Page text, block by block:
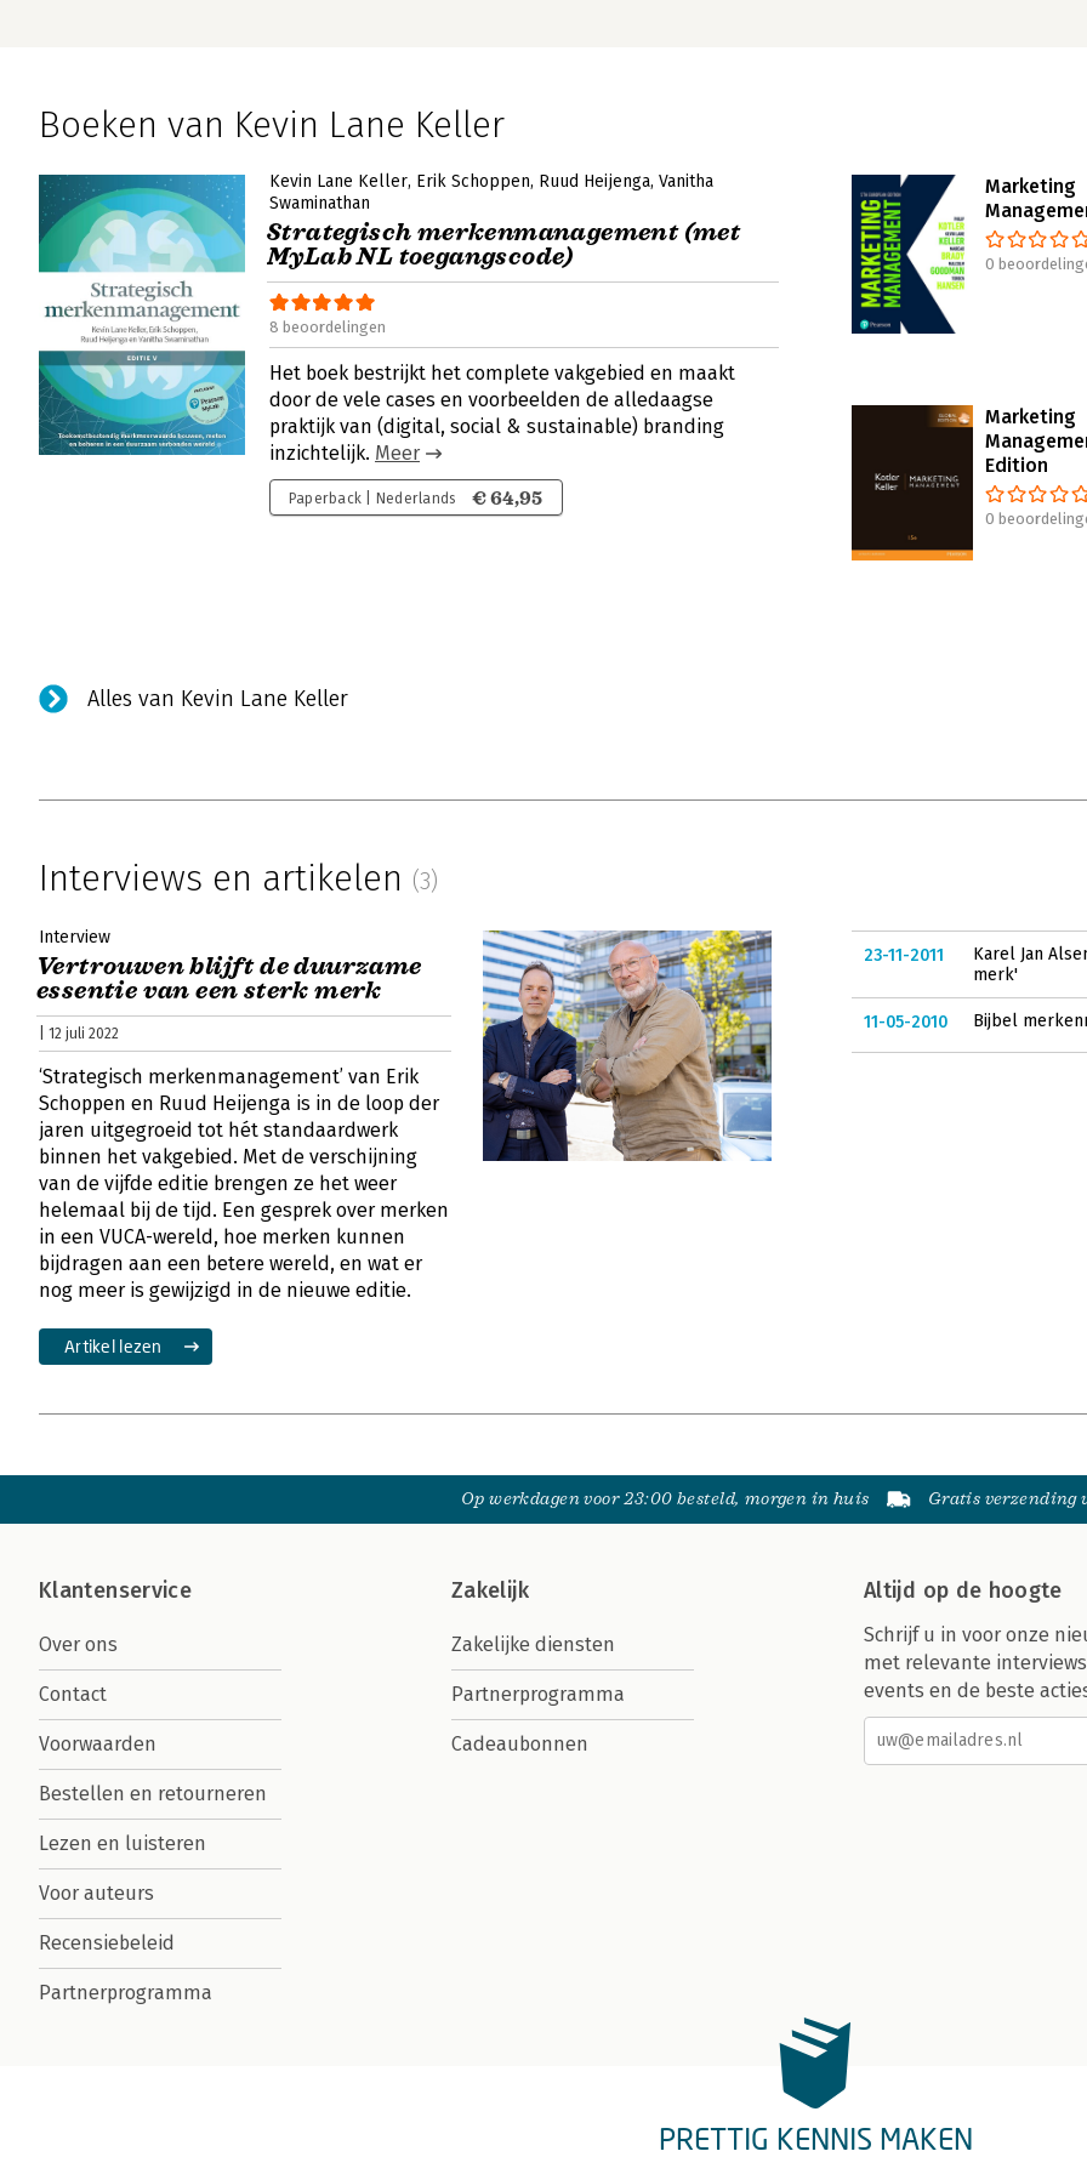
Boeken van Kevin Lane Keller
Kevin Lane Keller Erik Schoppen Ruud Heijenga Vanitha
Swaminathan
Strategisch merkenmanagement (met
MyLab NL toegangscode)
8 beoordelingen
Het boek bestrijkt het complete vakgebied en maakt
door de vele cases en voorbeelden de alledaagse
praktijk van (digital, social & sustainable) branding
inzichtelijk. Meer
Paperback | Nederlands € 64,95
Marketing
0
Marketing
Edition
0
Alles van Kevin Lane Keller
Interviews en artikelen (3)
Interview
Vertrouwen blijft de duurzame
essentie van een sterk merk
| 12 juli 2022
‘Strategisch merkenmanagement’ van Erik
Schoppen en Ruud Heijenga is in de loop der
jaren uitgegroeid tot hét standaardwerk
binnen het vakgebied. Met de verschijning
van de vijfde editie brengen ze het weer
helemaal bij de tijd. Een gesprek over merken
in een VUCA-wereld, hoe merken kunnen
bijdragen aan een betere wereld, en wat er
nog meer is gewijzigd in de nieuwe editie.
Artikel lezen
23-11-2011
Karel Jan
merk'
11-05-2010 Bijbel
Op werkdagen voor 23:00 besteld, morgen in huis Gratis verzending
Klantenservice
Over ons
Contact
Voorwaarden
Bestellen en retourneren
Lezen en luisteren
Voor auteurs
Recensiebeleid
Partnerprogramma
Zakelijk
Zakelijke diensten
Partnerprogramma
Cadeaubonnen
Altijd op de hoogte
Schrijf u in voor onze
met relevante
events en de beste
PRETTIG KENNIS MAKEN